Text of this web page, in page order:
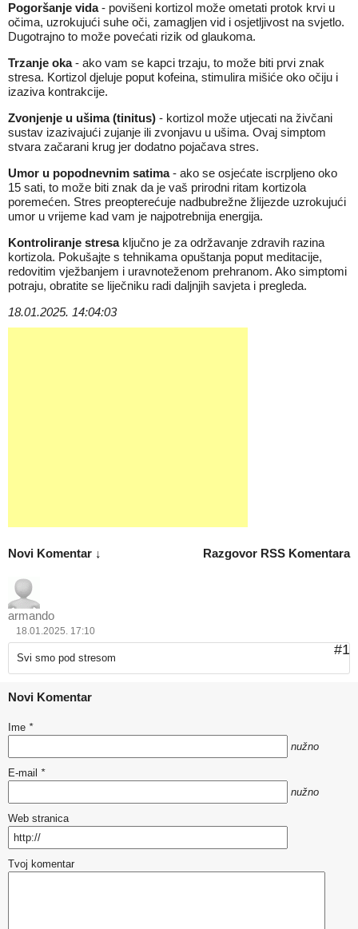
Pogoršanje vida- povišeni kortizol može ometati protok krvi u
očima, uzrokujući suhe oči, zamagljen vid i osjetljivost na svjetlo.
Dugotrajno to može povećati rizik od glaukoma.
Trzanje oka- ako vam se kapci trzaju, to može biti prvi znak
stresa. Kortizol djeluje poput kofeina, stimulira mišiće oko očiju i
izaziva kontrakcije.
Zvonjenje u ušima (tinitus) - kortizol može utjecati na živčani
sustav izazivajući zujanje ili zvonjavu u ušima. Ovaj simptom
stvara začarani krug jer dodatno pojačava stres.
Umor u popodnevnim satima- ako se osjećate iscrpljeno oko
15 sati, to može biti znak da je vaš prirodni ritam kortizola
poremećen. Stres preopterećuje nadbubrežne žlijezde uzrokujući
umor u vrijeme kad vam je najpotrebnija energija.
Kontroliranje stresa ključno je za održavanje zdravih razina
kortizola. Pokušajte s tehnikama opuštanja poput meditacije,
redovitim vježbanjem i uravnoteženom prehranom. Ako simptomi
potraju, obratite se liječniku radi daljnjih savjeta i pregleda.
18.01.2025. 14:04:03
Razgovor RSS Komentara
Novi Komentar ↓
armando
18.01.2025. 17:10
#1
Svi smo pod stresom
Novi Komentar
Ime *
nužno
E-mail *
nužno
Web stranica
Tvoj komentar